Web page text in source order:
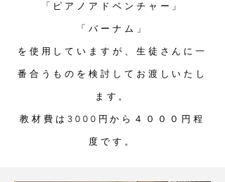
「ピアノアドベンチャー」
「バーナム」
を使用していますが、生徒さんに一
番合うものを検討してお渡しいたし
ます。
​教材費は3000円から４０００円程
度です。